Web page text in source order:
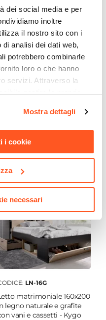
dei social media e per
inoltre
il nostro sito con i
analisi dei dati web,
potrebbero combinarle
loro o che hanno
servizi. Attraverso la
si invita a leggere la
Mostra dettagli
i cookie
necessari
GRU-874
4 livelli nero con gancio in
4,00
LN-16G
matrimoniale 160x200
legno naturale e grafite
vani e cassetti - Kygo